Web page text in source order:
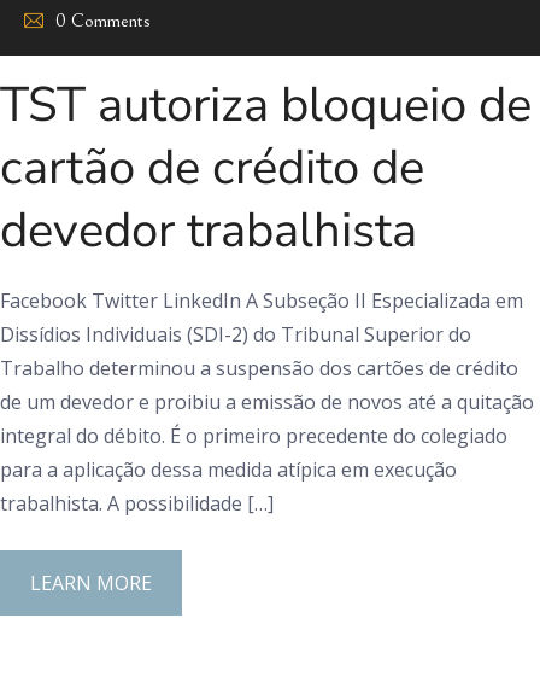
0 Comments
TST autoriza bloqueio de
cartão de crédito de
devedor trabalhista
Facebook Twitter LinkedIn A Subseção II Especializada em
Dissídios Individuais (SDI-2) do Tribunal Superior do
Trabalho determinou a suspensão dos cartões de crédito
de um devedor e proibiu a emissão de novos até a quitação
integral do débito. É o primeiro precedente do colegiado
para a aplicação dessa medida atípica em execução
trabalhista. A possibilidade […]
LEARN MORE